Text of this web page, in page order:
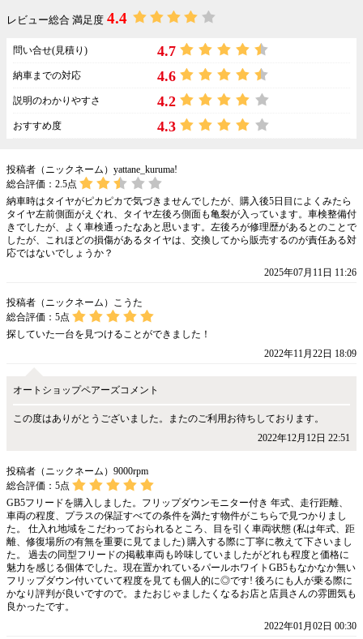
レビュー総合 満足度 4.4
問い合せ(見積り) 4.7
納車までの対応 4.6
説明のわかりやすさ 4.2
おすすめ度 4.3
投稿者（ニックネーム）yattane_kuruma!
総合評価： 2.5点
納車時はタイヤがピカピカで気づきませんでしたが、購入後5日目によくみたら
タイヤ左前側面がえぐれ、タイヤ左後ろ側面も亀裂が入っています。車検整備付
きでしたが、よく車検通ったなあと思います。左後ろが修理歴があるとのことで
したが、これほどの損傷があるタイヤは、交換してから販売するのが責任ある対
応ではないでしょうか？
2025年07月11日 11:26
投稿者（ニックネーム）こうた
総合評価： 5点
探していた一台を見つけることができました！
2022年11月22日 18:09
オートショップペアーズコメント
この度はありがとうございました。またのご利用お待ちしております。
2022年12月12日 22:51
投稿者（ニックネーム）9000rpm
総合評価： 5点
GB5フリードを購入しました。フリップダウンモニター付き 年式、走行距離、
車両の程度、プラスの保証すべての条件を満たす物件がこちらで見つかりまし
た。 仕入れ地域をこだわっておられるところ、目を引く車両状態 (私は年式、距
離、修復場所の有無を重要に見てました) 購入する際に丁寧に教えて下さいまし
た。 過去の同型フリードの掲載車両も吟味していましたがどれも程度と価格に
魅力を感じる個体でした。現在置かれているパールホワイトGB5もなかなか無い
フリップダウン付いていて程度を見ても個人的に◎です! 後ろにも人が乗る際に
かなり評判が良いですので。またおじゃましたくなるお店と店員さんの雰囲気も
良かったです。
2022年01月02日 00:30